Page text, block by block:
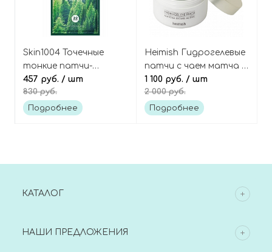
Skin1004 Точечные
тонкие патчи-
наклейки против
прыщей, Tea-Trica Spot
Cover Patch
457 руб. / шт
830 руб.
Подробнее
Heimish Гидрогелевые
патчи с чаем матча и
пробиотиками
Matcha Biome Active
Hydrogel Eye Patch
1 100 руб. / шт
2 000 руб.
Подробнее
КАТАЛОГ
НАШИ ПРЕДЛОЖЕНИЯ